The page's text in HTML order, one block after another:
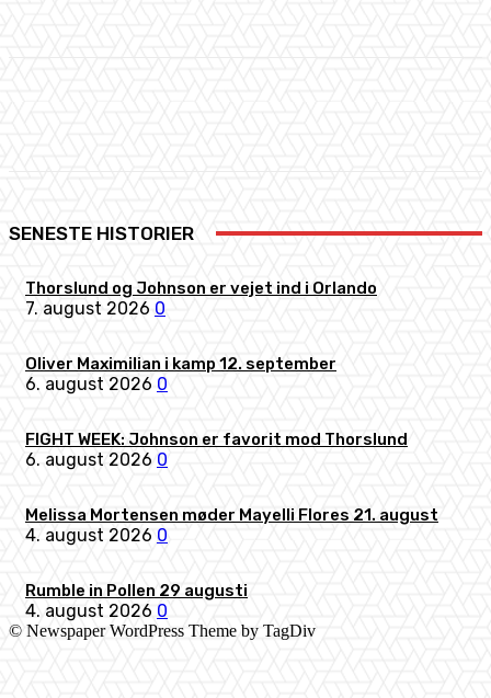
SENESTE HISTORIER
Thorslund og Johnson er vejet ind i Orlando
7. august 2026 0
Oliver Maximilian i kamp 12. september
6. august 2026 0
FIGHT WEEK: Johnson er favorit mod Thorslund
6. august 2026 0
Melissa Mortensen møder Mayelli Flores 21. august
4. august 2026 0
Rumble in Pollen 29 augusti
4. august 2026 0
© Newspaper WordPress Theme by TagDiv